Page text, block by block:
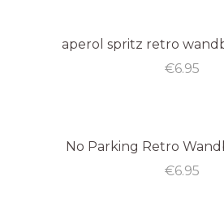
aperol spritz retro
€6.95
No Parking Retro
€6.95